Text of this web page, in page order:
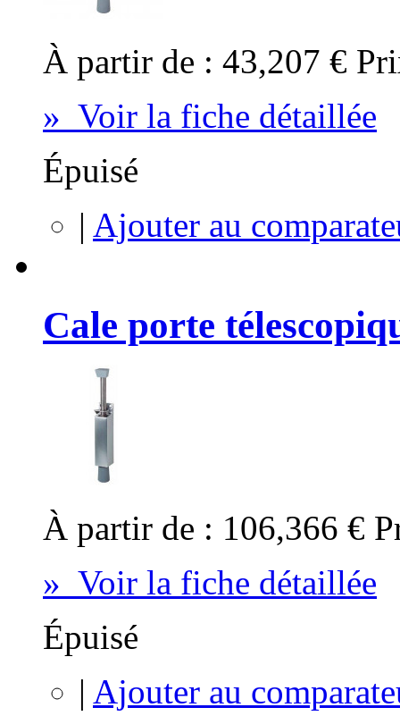
À partir de : 43,207 €
» Voir la fiche détaillée
Épuisé
| Ajouter au
Cale porte
À partir de : 106,366 €
» Voir la fiche détaillée
Épuisé
| Ajouter au